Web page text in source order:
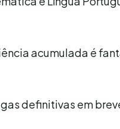
acumulada é
definitivas em